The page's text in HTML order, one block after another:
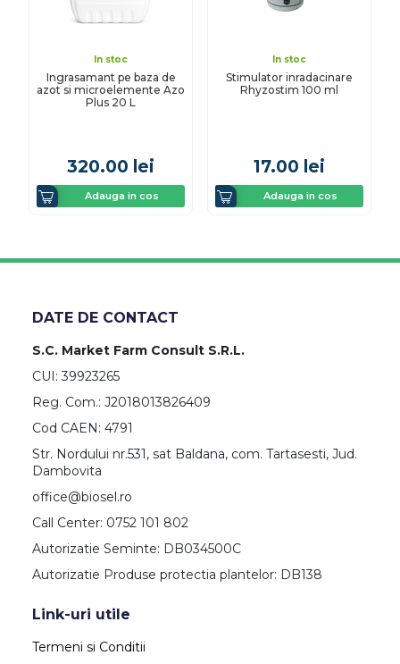
In stoc
Ingrasamant pe baza de
azot si microelemente Azo
Plus 20 L
320.00 lei
Adauga in cos
In stoc
Stimulator inradacinare
Rhyzostim 100 ml
17.00 lei
Adauga in cos
DATE DE CONTACT
S.C. Market Farm Consult S.R.L.
CUI: 39923265
Reg. Com.: J2018013826409
Cod CAEN: 4791
Str. Nordului nr.531, sat Baldana, com. Tartasesti, Jud.
Dambovita
office@biosel.ro
Call Center: 0752 101 802
Autorizatie Seminte: DB034500C
Autorizatie Produse protectia plantelor: DB138
Link-uri utile
Termeni si Conditii